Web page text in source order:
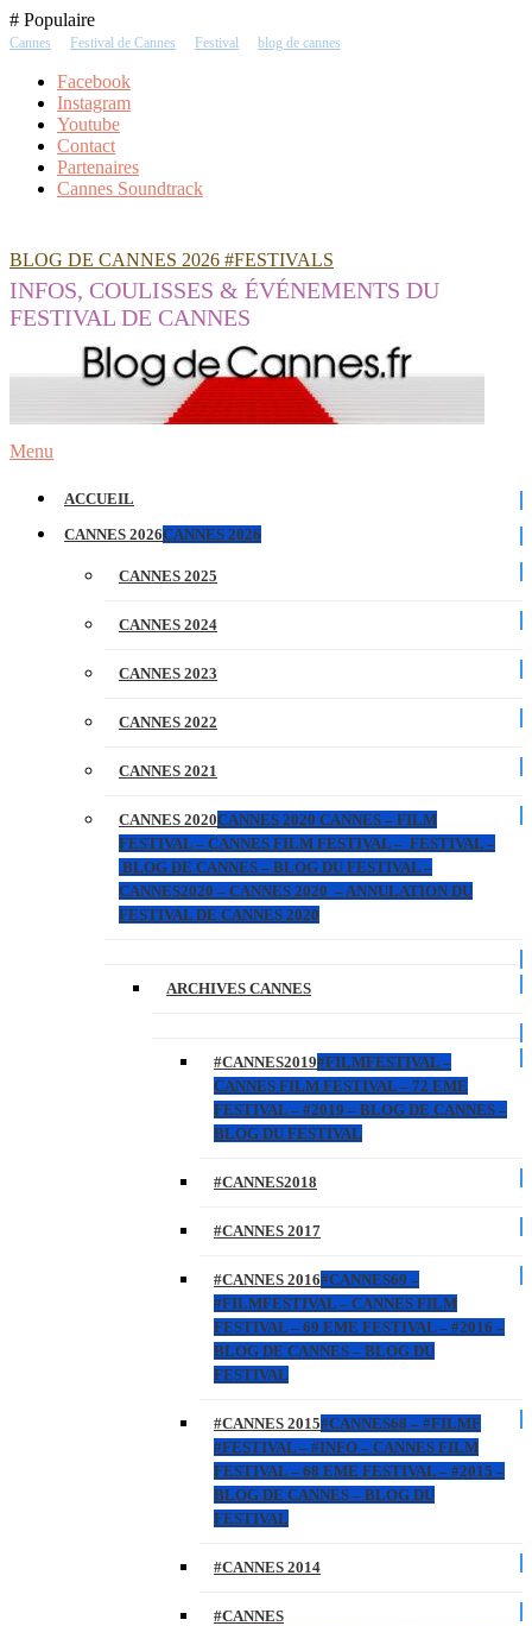
Skip
To
# Populaire
Cannes Festival de Cannes Festival blog de cannes
Facebook
Instagram
Youtube
Contact
Partenaires
Cannes Soundtrack
BLOG DE CANNES 2026 #FESTIVALS
INFOS, COULISSES & ÉVÉNEMENTS DU
FESTIVAL DE CANNES
Menu
ACCUEIL
CANNES 2026CANNES 2026
CANNES 2025
CANNES 2024
CANNES 2023
CANNES 2022
CANNES 2021
CANNES 2020CANNES 2020 CANNES – FILM
FESTIVAL – CANNES FILM FESTIVAL – FESTIVAL –
BLOG DE CANNES – BLOG DU FESTIVAL –
CANNES2020 – CANNES 2020 – ANNULATION DU
FESTIVAL DE CANNES 2020
ARCHIVES CANNES
#CANNES2019#FILMFESTIVAL –
CANNES FILM FESTIVAL – 72 EME
FESTIVAL – #2019 – BLOG DE CANNES –
BLOG DU FESTIVAL
#CANNES2018
#CANNES 2017
#CANNES 2016#CANNES69 –
#FILMFESTIVAL – CANNES FILM
FESTIVAL – 69 EME FESTIVAL – #2016 –
BLOG DE CANNES – BLOG DU
FESTIVAL
#CANNES 2015#CANNES68 – #FILMF
#FESTIVAL – #INFO – CANNES FILM
FESTIVAL – 68 EME FESTIVAL – #2015 –
BLOG DE CANNES – BLOG DU
FESTIVAL
#CANNES 2014
#CANNES